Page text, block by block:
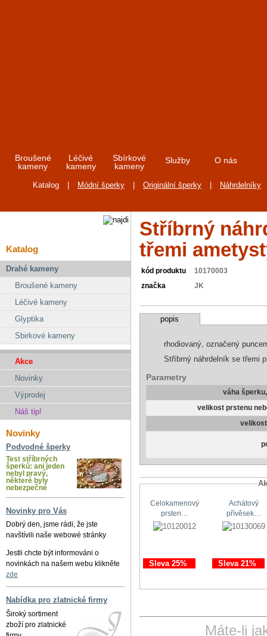
Broušené
kameny
Léčivé
kameny
Sbírkové
kameny
Služby O nás
Katalog Módní šperky Originální šperky Náhrdelníky
Katalog
Drahé kameny
Broušené kameny
Léčivé kameny
Glyptika
Sbirkové kameny
Akce
Novinky
Výprodej
Náš tip!
Novinky
Podvodné šperky
Test stříbrných
šperků: ani jeden
nebyl pravý,
některé byly
nebezpečné
Novinky pro Vás
Dobrý den, jsme rádi, že jste
navštívili naše webowé stránky
Jestli chcte být informováni o
novinkách na našem webu klikněte
zde
Nabídka pro zlatnické firmy
Široký sortiment
zboží pro zlatnické
Stříbrný
třemi
kód produktu 10170003
značka JK
popis
rhodiovaný, označený
Stříbrný náhrdelník se třemi
Parametry
váha
velikost prstenu
Celokamenový
prsten…
Sleva 25%
Achátový
přívěsek…
Sleva 21%
Máte-li